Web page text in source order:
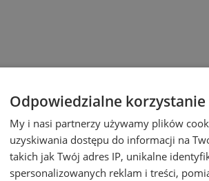
Odpowiedzialne korzystanie
My i nasi partnerzy używamy plików
uzyskiwania dostępu do informacji na
takich jak Twój adres IP, unikalne
spersonalizowanych reklam i treści,